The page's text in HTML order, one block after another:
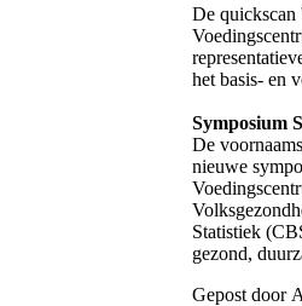
De quickscan
het basis- en
Symposium
De
nieuwe
Statistiek
gezond,
Gepost door